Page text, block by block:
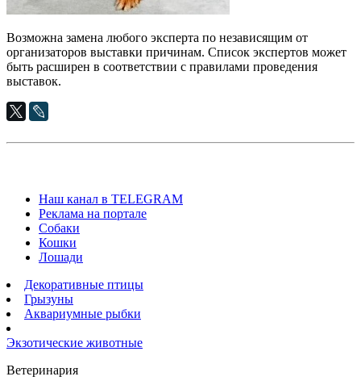
Возможна замена любого эксперта по независящим от
организаторов выставки причинам. Список экспертов может
быть расширен в соответствии с правилами проведения
выставок.
Наш канал в TELEGRAM
Реклама на портале
Собаки
Кошки
Лошади
Декоративные птицы
Грызуны
Аквариумные рыбки
Экзотические животные
Ветеринария